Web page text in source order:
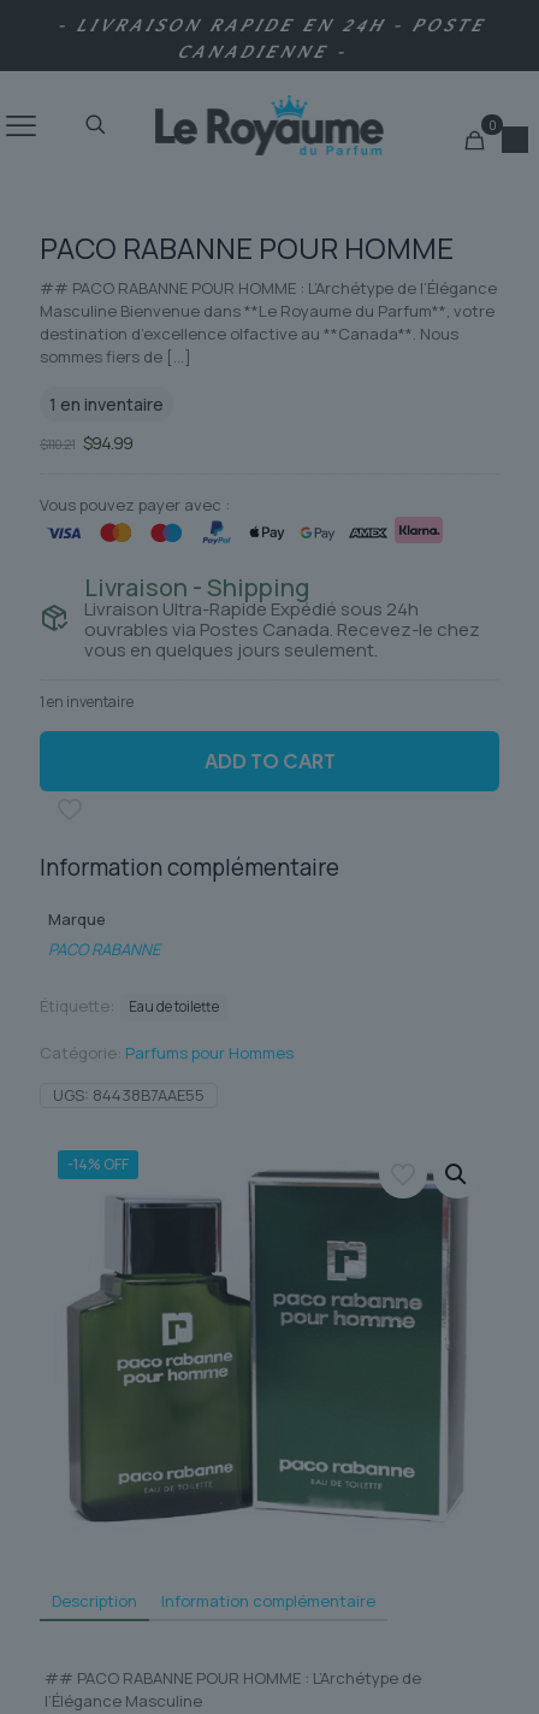
- LIVRAISON RAPIDE EN 24H - POSTE
CANADIENNE -
0
-14% OFF
Description Information complémentaire
## PACO RABANNE POUR HOMME : L’Archétype de
l’Élégance Masculine
PACO RABANNE POUR HOMME
## PACO RABANNE POUR HOMME : L’Archétype de l’Élégance
Masculine Bienvenue dans **Le Royaume du Parfum**, votre
destination d’excellence olfactive au **Canada**. Nous
sommes fiers de […]
1 en inventaire
$110.21 Le
était :
$110.21.
$94.99Le
est :
$94.99.
Vous pouvez payer avec :
Livraison - Shipping
Livraison Ultra-Rapide Expédié sous 24h
ouvrables via Postes Canada. Recevez-le chez
vous en quelques jours seulement.
1 en inventaire
ADD TO CART
Information complémentaire
Marque
PACO RABANNE
Étiquette: Eau de toilette
Catégorie: Parfums pour Hommes
UGS: 84438B7AAE55